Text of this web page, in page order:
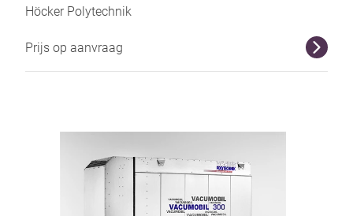
Höcker Polytechnik
Prijs op aanvraag r